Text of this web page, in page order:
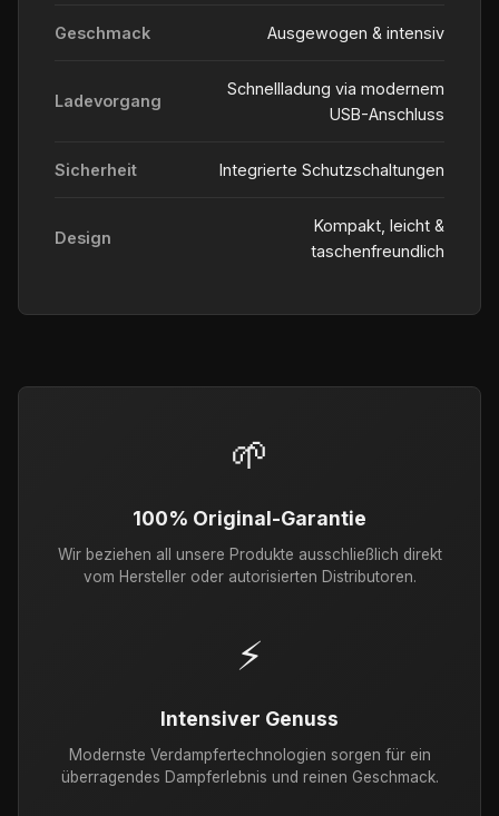
Geschmack Ausgewogen & intensiv
Ladevorgang
Schnellladung via modernem
USB-Anschluss
Sicherheit Integrierte Schutzschaltungen
Design
Kompakt, leicht &
taschenfreundlich
🌱
100% Original-Garantie
Wir beziehen all unsere Produkte ausschließlich direkt
vom Hersteller oder autorisierten Distributoren.
⚡
Intensiver Genuss
Modernste Verdampfertechnologien sorgen für ein
überragendes Dampferlebnis und reinen Geschmack.